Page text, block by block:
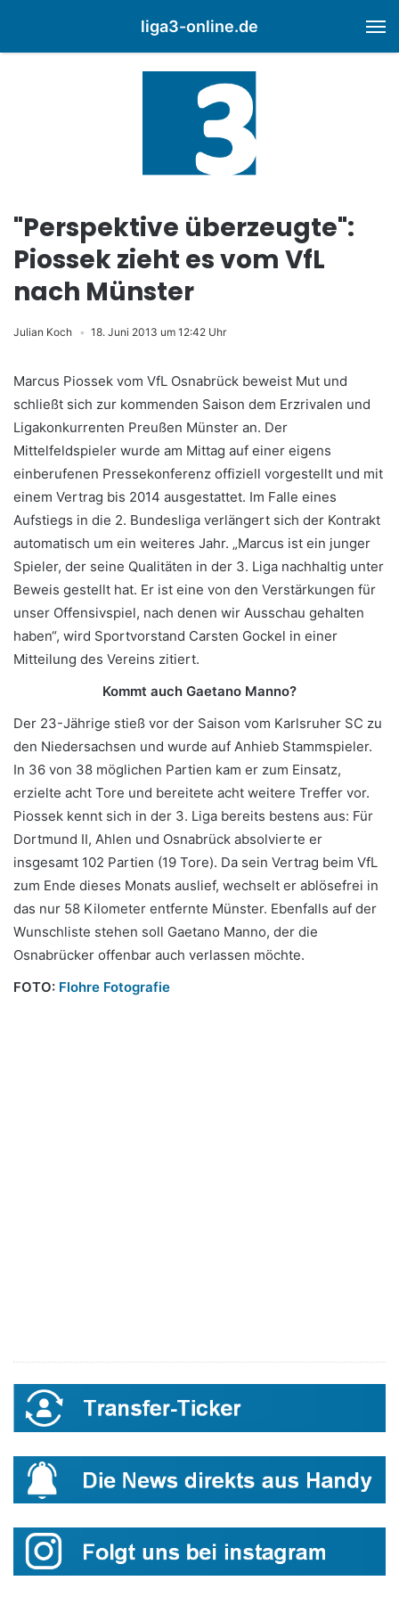
liga3-online.de
"Perspektive überzeugte":
Piossek zieht es vom VfL
nach Münster
Julian Koch 18. Juni 2013 um 12:42 Uhr
Marcus Piossek vom VfL Osnabrück beweist Mut und
schließt sich zur kommenden Saison dem Erzrivalen und
Ligakonkurrenten Preußen Münster an. Der
Mittelfeldspieler wurde am Mittag auf einer eigens
einberufenen Pressekonferenz offiziell vorgestellt und mit
einem Vertrag bis 2014 ausgestattet. Im Falle eines
Aufstiegs in die 2. Bundesliga verlängert sich der Kontrakt
automatisch um ein weiteres Jahr. „Marcus ist ein junger
Spieler, der seine Qualitäten in der 3. Liga nachhaltig unter
Beweis gestellt hat. Er ist eine von den Verstärkungen für
unser Offensivspiel, nach denen wir Ausschau gehalten
haben“, wird Sportvorstand Carsten Gockel in einer
Mitteilung des Vereins zitiert.
Kommt auch Gaetano Manno?
Der 23-Jährige stieß vor der Saison vom Karlsruher SC zu
den Niedersachsen und wurde auf Anhieb Stammspieler.
In 36 von 38 möglichen Partien kam er zum Einsatz,
erzielte acht Tore und bereitete acht weitere Treffer vor.
Piossek kennt sich in der 3. Liga bereits bestens aus: Für
Dortmund II, Ahlen und Osnabrück absolvierte er
insgesamt 102 Partien (19 Tore). Da sein Vertrag beim VfL
zum Ende dieses Monats auslief, wechselt er ablösefrei in
das nur 58 Kilometer entfernte Münster. Ebenfalls auf der
Wunschliste stehen soll Gaetano Manno, der die
Osnabrücker offenbar auch verlassen möchte.
FOTO: Flohre Fotografie